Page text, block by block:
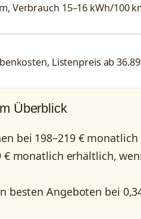
Verbrauch 15–16 kWh/100
Listenpreis ab
Überblick
bei 198–219 €
€ monatlich erhältlich,
besten Angeboten bei